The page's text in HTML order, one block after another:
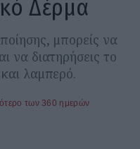
Δέρμα
μπορείς να
να διατηρήσεις το
λαμπερό.
των 360 ημερών